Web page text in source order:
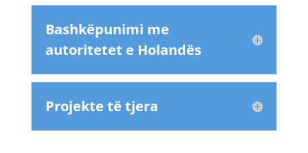
Bashkëpunimi me
autoritetet e Holandës
Projekte të tjera